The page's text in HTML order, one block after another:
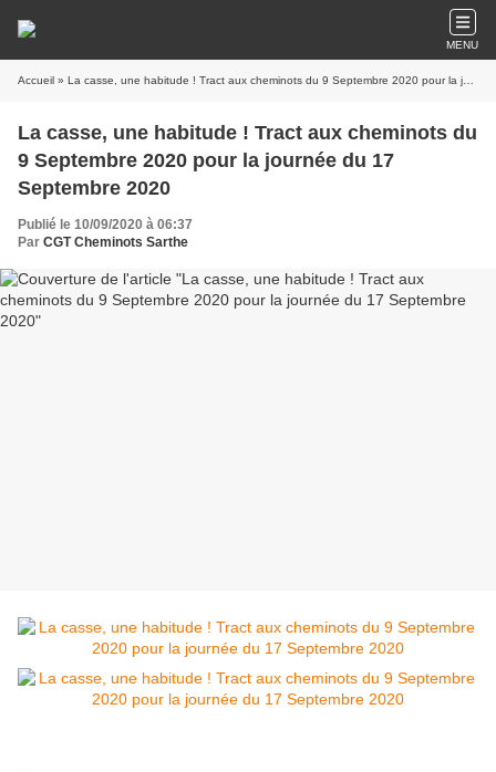
MENU
Accueil » La casse, une habitude ! Tract aux cheminots du 9 Septembre 2020 pour la journée du 17 Septembre 2020
La casse, une habitude ! Tract aux cheminots du
9 Septembre 2020 pour la journée du 17
Septembre 2020
Publié le 10/09/2020 à 06:37
Par CGT Cheminots Sarthe